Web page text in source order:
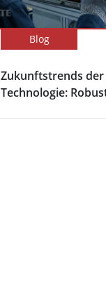
Blog
Zukunftstrends
Technologie: